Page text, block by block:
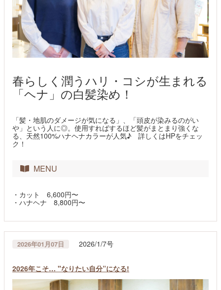
春らしく潤うハリ・コシが生まれる
「ヘナ」の白髪染め！
「髪・地肌のダメージが気になる」、「頭皮が染みるのがい
や」という人に◎。使用すればするほど髪がまとまり強くな
る、天然100%ハナヘナカラーが人気♪ 詳しくはHPをチェッ
ク！
MENU
・カット 6,600円〜
・ハナヘナ 8,800円〜
2026年01月07日 2026/1/7号
2026年こそ… "なりたい自分”になる!